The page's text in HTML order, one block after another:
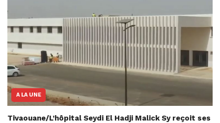
A LA UNE
Tivaouane/L’hôpital Seydi El Hadji Malick Sy reçoit ses